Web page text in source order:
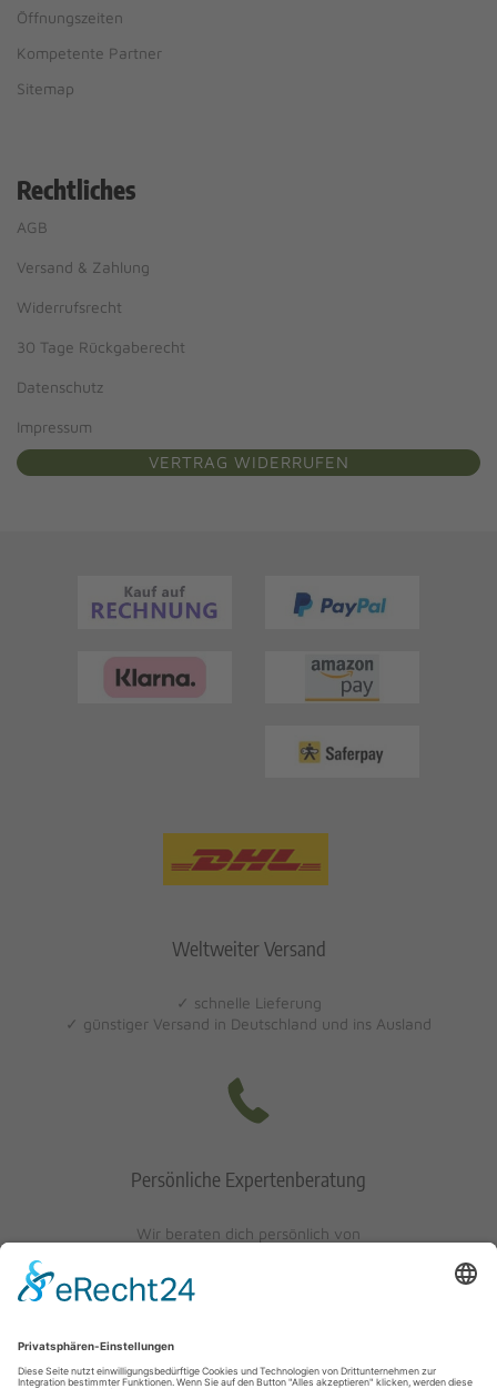
Öffnungszeiten
Kompetente Partner
Sitemap
Rechtliches
AGB
Versand & Zahlung
Widerrufsrecht
30 Tage Rückgaberecht
Datenschutz
Impressum
VERTRAG WIDERRUFEN
Weltweiter Versand
✓ schnelle Lieferung
✓ günstiger Versand in Deutschland und ins Ausland
Persönliche Expertenberatung
Wir beraten dich persönlich von
0621/405401-10